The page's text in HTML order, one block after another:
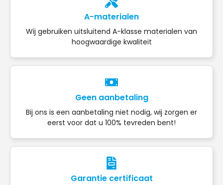
A-materialen
Wij gebruiken uitsluitend A-klasse materialen van
hoogwaardige kwaliteit
Geen aanbetaling
Bij ons is een aanbetaling niet nodig, wij zorgen er
eerst voor dat u 100% tevreden bent!
Garantie certificaat